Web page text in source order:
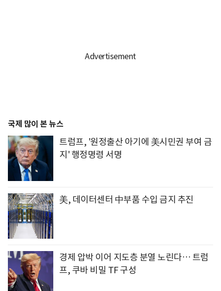
국제 많이 본 뉴스
트럼프, '원정출산 아기에 美시민권 부여 금
지' 행정명령 서명
美, 데이터센터 中부품 수입 금지 추진
경제 압박 이어 지도층 분열 노린다… 트럼
프, 쿠바 비밀 TF 구성